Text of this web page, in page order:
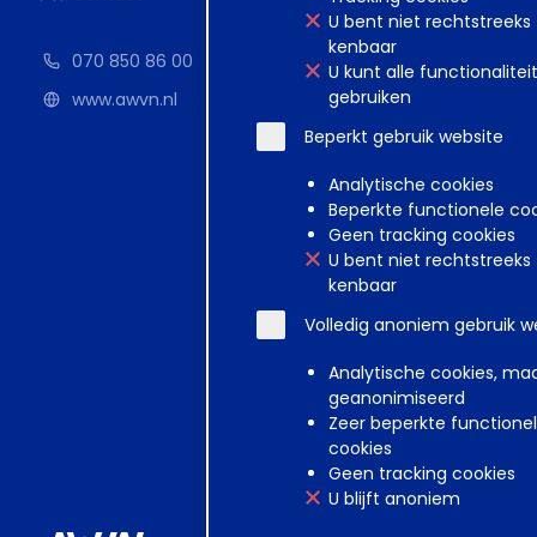
U bent niet rechtstreeks
kenbaar
U kunt alle
gebruiken
Beperkt gebruik website
Analytische cookies
Beperkte functionele
Geen tracking cookies
U bent niet rechtstreeks
kenbaar
Volledig anoniem gebruik
Analytische cookies,
geanonimiseerd
Zeer beperkte
cookies
Geen tracking cookies
U blijft anoniem
070 850 86 00
www.awvn.nl